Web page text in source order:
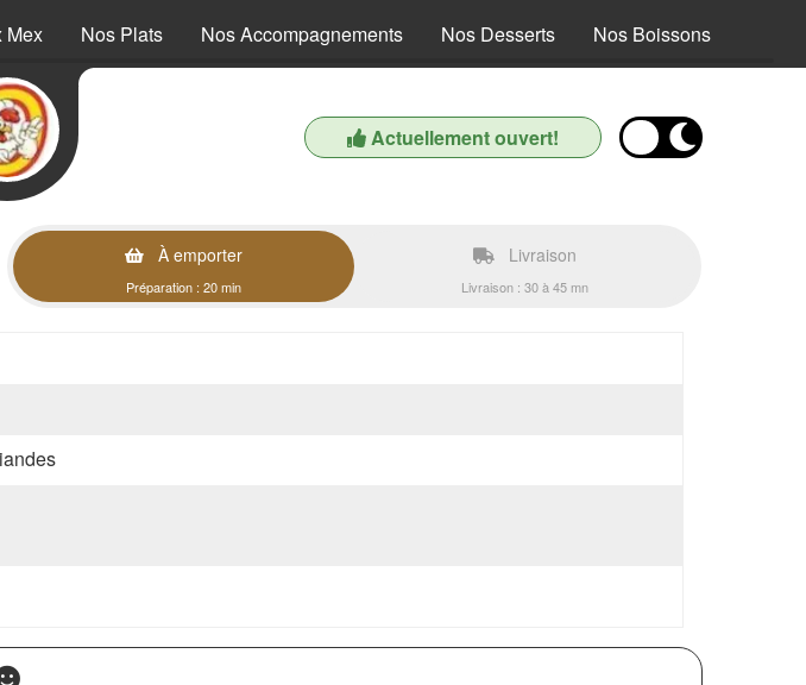
Mex Nos Plats Nos Accompagnements Nos Desserts Nos Boissons
Actuellement ouvert!
À emporter
Préparation : 20 min
Livraison
Livraison : 30 à 45 mn